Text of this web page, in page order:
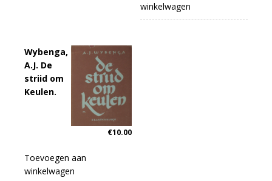
winkelwagen
Wybenga,
A.J. De
striid om
Keulen.
€10.00
Toevoegen aan
winkelwagen